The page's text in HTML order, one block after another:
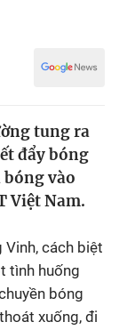
tung ra
đẩy bóng
bóng vào
Việt Nam.
Vinh, cách biệt
tình huống
bóng
xuống, đi